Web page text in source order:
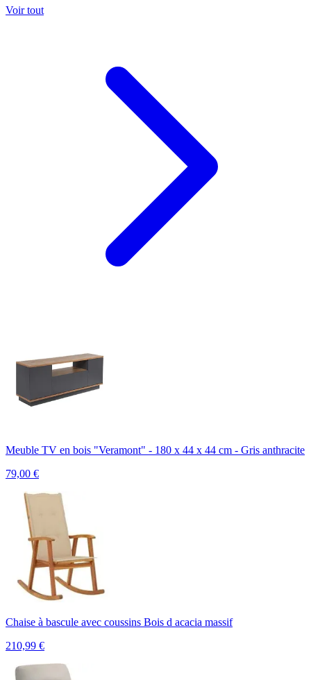
Voir tout
Meuble TV en bois "Veramont" - 180 x 44 x 44 cm - Gris anthracite
79,00 €
Chaise à bascule avec coussins Bois d acacia massif
210,99 €